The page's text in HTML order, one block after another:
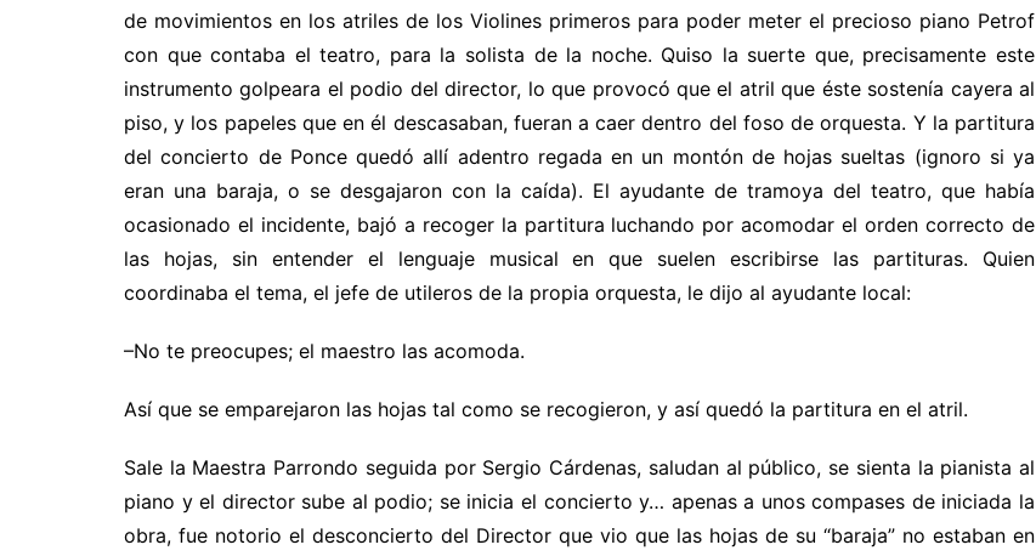
de movimientos en los atriles de los Violines primeros para poder meter el precioso piano Petrof
con que contaba el teatro, para la solista de la noche. Quiso la suerte que, precisamente este
instrumento golpeara el podio del director, lo que provocó que el atril que éste sostenía cayera al
piso, y los papeles que en él descasaban, fueran a caer dentro del foso de orquesta. Y la partitura
del concierto de Ponce quedó allí adentro regada en un montón de hojas sueltas (ignoro si ya
eran una baraja, o se desgajaron con la caída). El ayudante de tramoya del teatro, que había
ocasionado el incidente, bajó a recoger la partitura luchando por acomodar el orden correcto de
las hojas, sin entender el lenguaje musical en que suelen escribirse las partituras. Quien
coordinaba el tema, el jefe de utileros de la propia orquesta, le dijo al ayudante local:
–No te preocupes; el maestro las acomoda.
Así que se emparejaron las hojas tal como se recogieron, y así quedó la partitura en el atril.
Sale la Maestra Parrondo seguida por Sergio Cárdenas, saludan al público, se sienta la pianista al
piano y el director sube al podio; se inicia el concierto y… apenas a unos compases de iniciada la
obra, fue notorio el desconcierto del Director que vio que las hojas de su “baraja” no estaban en